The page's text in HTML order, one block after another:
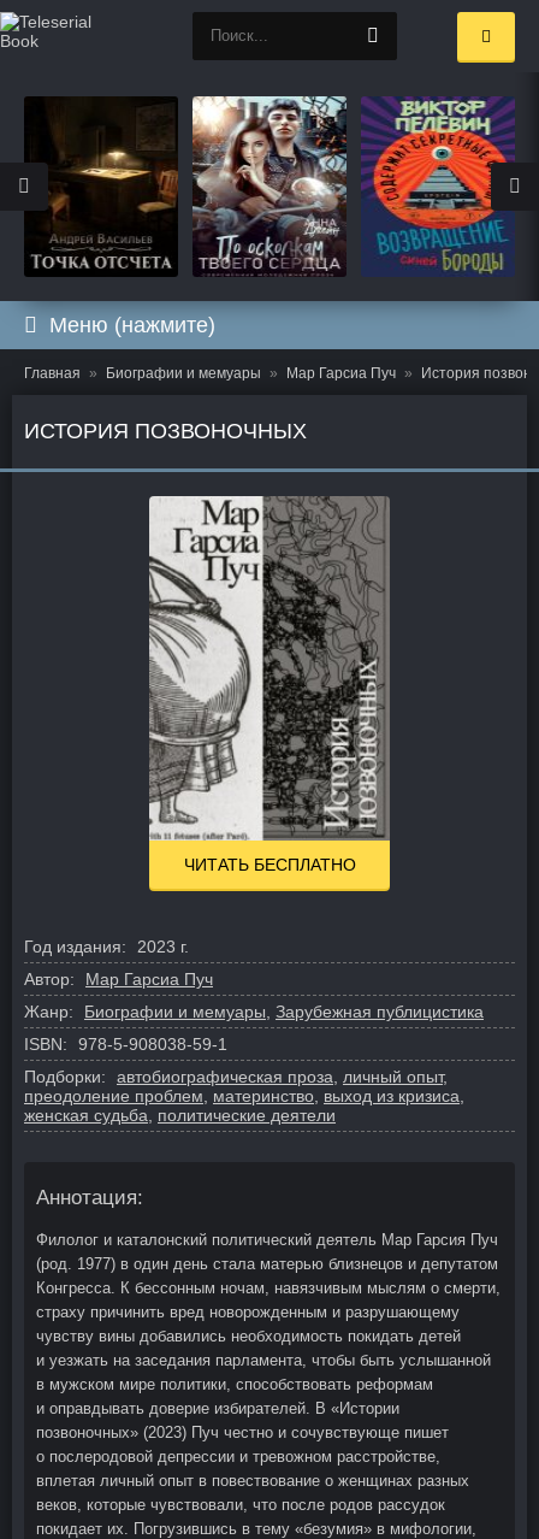
Меню (нажмите)
Главная Биографии и мемуары Мар Гарсиа Пуч История
ИСТОРИЯ ПОЗВОНОЧНЫХ
ЧИТАТЬ БЕСПЛАТНО
Год издания:
2023 г.
Автор:
Мар Гарсиа Пуч
Жанр:
Биографии и мемуары Зарубежная публицистика
ISBN:
978-5-908038-59-1
Подборки:
автобиографическая проза личный опыт,
преодоление проблем
материнство выход из кризиса
женская судьба
политические деятели
Аннотация:
Филолог и каталонский политический деятель Мар Гарсия Пуч
(род. 1977) в один день стала матерью близнецов и депутатом
Конгресса. К бессонным ночам, навязчивым мыслям о смерти,
страху причинить вред новорожденным и разрушающему
чувству вины добавились необходимость покидать детей
и уезжать на заседания парламента, чтобы быть услышанной
в мужском мире политики, способствовать реформам
и оправдывать доверие избирателей. В «Истории
позвоночных» (2023) Пуч честно и сочувствующе пишет
о послеродовой депрессии и тревожном расстройстве,
вплетая личный опыт в повествование о женщинах разных
веков, которые чувствовали, что после родов рассудок
покидает их. Погрузившись в тему «безумия» в мифологии,